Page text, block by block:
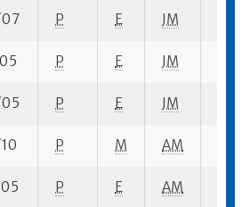
P E JM
P E JM
P E JM
P M AM
P E AM